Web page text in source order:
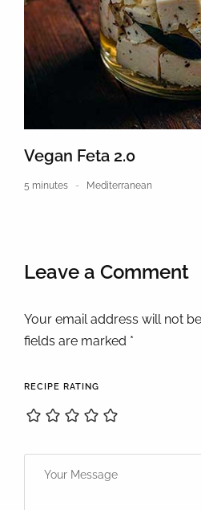
Vegan Feta 2.0
5 minutes Mediterranean
Leave a Comment
Your email address will not
fields are marked *
RECIPE RATING